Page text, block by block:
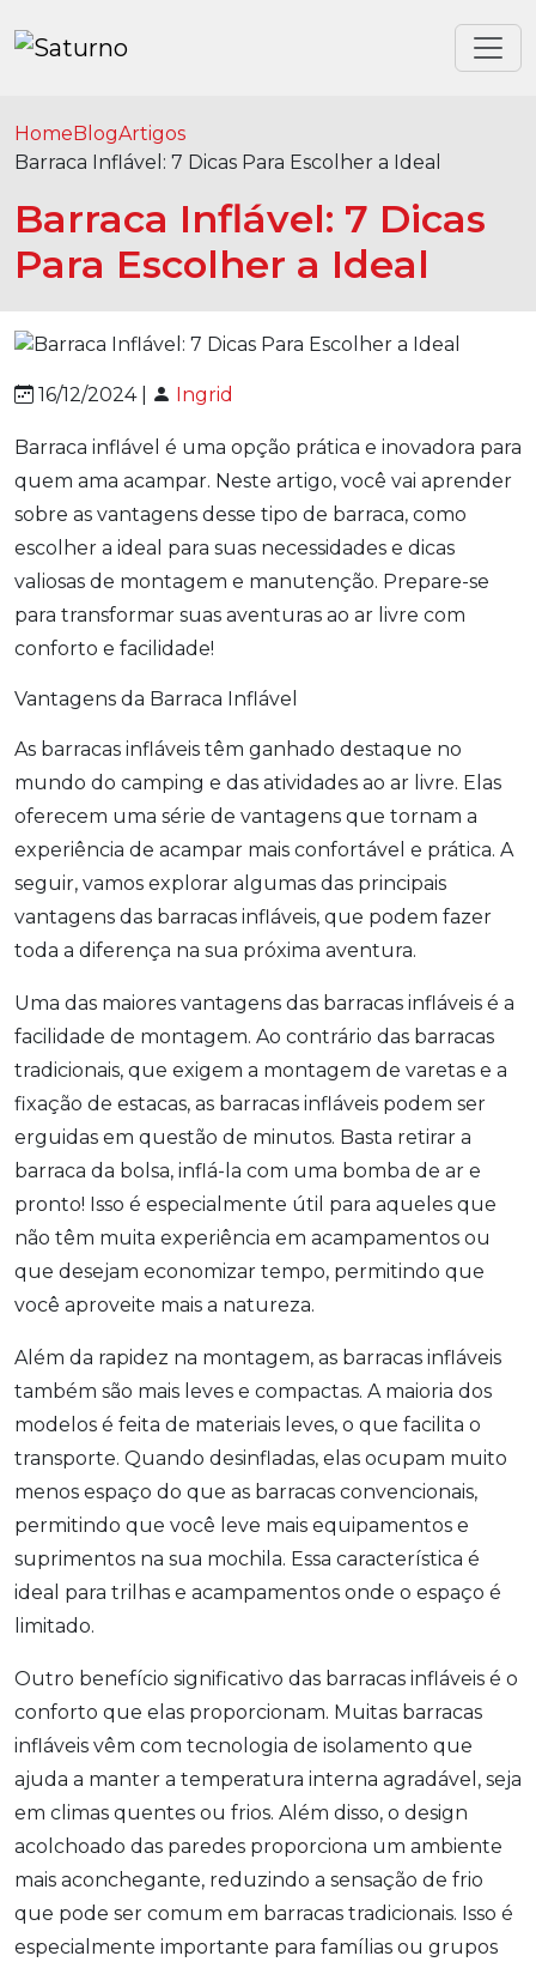
HomeBlogArtigos
Barraca Inflável: 7 Dicas Para Escolher a Ideal
Barraca Inflável: 7 Dicas
Para Escolher a Ideal
16/12/2024 | Ingrid
Barraca inflável é uma opção prática e inovadora para
quem ama acampar. Neste artigo, você vai aprender
sobre as vantagens desse tipo de barraca, como
escolher a ideal para suas necessidades e dicas
valiosas de montagem e manutenção. Prepare-se
para transformar suas aventuras ao ar livre com
conforto e facilidade!
Vantagens da Barraca Inflável
As barracas infláveis têm ganhado destaque no
mundo do camping e das atividades ao ar livre. Elas
oferecem uma série de vantagens que tornam a
experiência de acampar mais confortável e prática. A
seguir, vamos explorar algumas das principais
vantagens das barracas infláveis, que podem fazer
toda a diferença na sua próxima aventura.
Uma das maiores vantagens das barracas infláveis é a
facilidade de montagem. Ao contrário das barracas
tradicionais, que exigem a montagem de varetas e a
fixação de estacas, as barracas infláveis podem ser
erguidas em questão de minutos. Basta retirar a
barraca da bolsa, inflá-la com uma bomba de ar e
pronto! Isso é especialmente útil para aqueles que
não têm muita experiência em acampamentos ou
que desejam economizar tempo, permitindo que
você aproveite mais a natureza.
Além da rapidez na montagem, as barracas infláveis
também são mais leves e compactas. A maioria dos
modelos é feita de materiais leves, o que facilita o
transporte. Quando desinfladas, elas ocupam muito
menos espaço do que as barracas convencionais,
permitindo que você leve mais equipamentos e
suprimentos na sua mochila. Essa característica é
ideal para trilhas e acampamentos onde o espaço é
limitado.
Outro benefício significativo das barracas infláveis é o
conforto que elas proporcionam. Muitas barracas
infláveis vêm com tecnologia de isolamento que
ajuda a manter a temperatura interna agradável, seja
em climas quentes ou frios. Além disso, o design
acolchoado das paredes proporciona um ambiente
mais aconchegante, reduzindo a sensação de frio
que pode ser comum em barracas tradicionais. Isso é
especialmente importante para famílias ou grupos